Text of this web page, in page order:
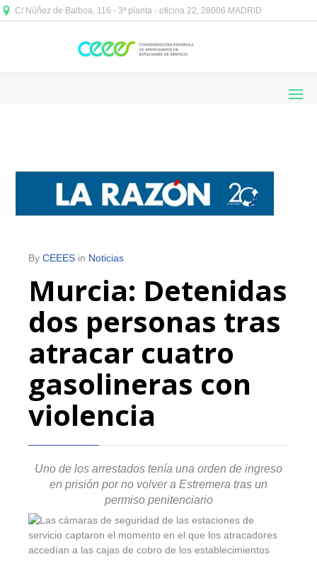
C/ Núñez de Balboa, 116 - 3ª planta - oficina 22, 28006 MADRID
By CEEES in Noticias
Murcia: Detenidas
dos personas tras
atracar cuatro
gasolineras con
violencia
Uno de los arrestados tenía una orden de ingreso
en prisión por no volver a Estremera tras un
permiso penitenciario